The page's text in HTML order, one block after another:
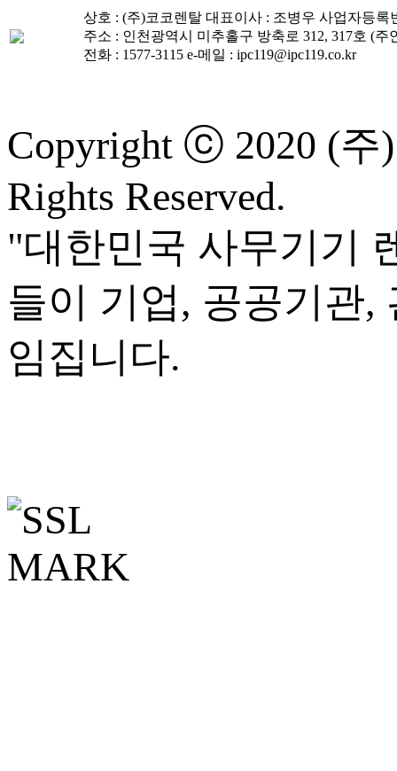
상호 : (주)코코렌탈 대표이사 : 조병우 사업자등록
주소 : 인천광역시 미추홀구 방축로 312, 317호 (주
전화 : 1577-3115 e-메일 : ipc119@ipc119.co.kr
Copyright ⓒ 2020 (
Rights Reserved.
"대한민국 사무기기
들이 기업, 공공기관,
임집니다.